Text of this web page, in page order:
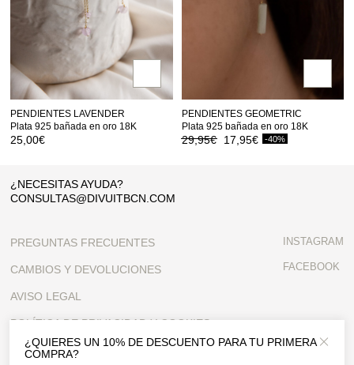
PENDIENTES LAVENDER
Plata 925 bañada en oro 18K
25,00€
PENDIENTES GEOMETRIC
Plata 925 bañada en oro 18K
29,95€
El17,95€ -40%El
¿QUIERES UN 10% DE DESCUENTO PARA TU PRIMERA
COMPRA?
Close
¿NECESITAS AYUDA?
CONSULTAS@DIVUITBCN.COM
PREGUNTAS FRECUENTES
CAMBIOS Y DEVOLUCIONES
AVISO LEGAL
POLÍTICA DE PRIVACIDAD Y COOKIES
CONDICIONES GENERALES
INSTAGRAM
FACEBOOK